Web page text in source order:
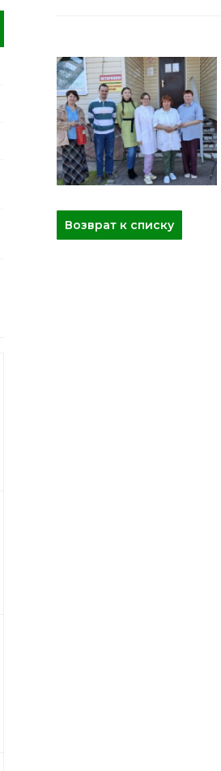
Возврат к списку